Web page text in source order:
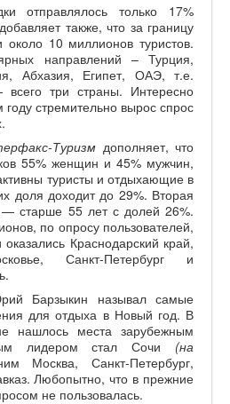
отправлялось только 17%
также, что за границу
10 миллионов туристов.
направлений – Турция,
Абхазия, Египет, ОАЭ, т.е.
всего три страны. Интересно
стремительно вырос спрос
Туризм дополняет, что
55% женщин и 45% мужчин,
туристы и отдыхающие в
доля доходит до 29%. Вторая
— старше 55 лет с долей 26%.
по опросу пользователей,
Краснодарский край,
Санкт-Петербург и
Барзыкин называл самые
для отдыха в Новый год. В
нашлось места зарубежным
лидером стал Сочи (на
Москва, Санкт-Петербург,
Любопытно, что в прежние
не пользовалась.